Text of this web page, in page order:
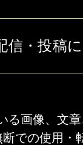
信・投稿
る画像、文
での使用・